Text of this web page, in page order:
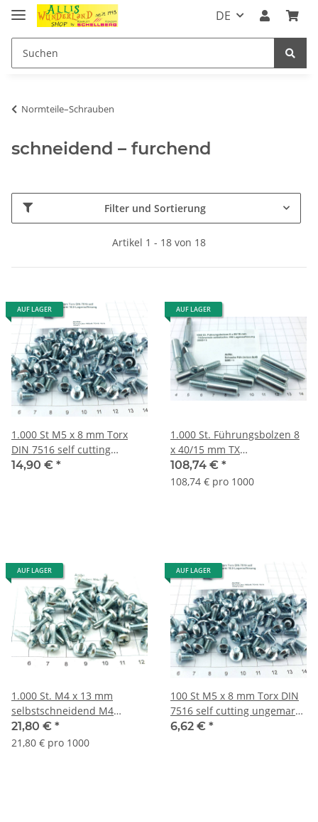
DE
Normteile–Schrauben
schneidend – furchend
Filter und Sortierung
Artikel 1 - 18 von 18
AUF LAGER
1.000 St M5 x 8 mm Torx
DIN 7516 self cutting
ungemarkt 10.9
14,90 € *
AUF LAGER
1.000 St. Führungsbolzen 8
x 40/15 mm TX
selbstfurchend M6
Lagerauflös. S065-1k
108,74 € *
108,74 € pro 1000
AUF LAGER
1.000 St. M4 x 13 mm
selbstschneidend M4
Gewinde Schrauben
Lagerauflösung S021
21,80 € *
21,80 € pro 1000
AUF LAGER
100 St M5 x 8 mm Torx DIN
7516 self cutting ungemarkt
10.9 Lagerauflös. S041-100
6,62 € *